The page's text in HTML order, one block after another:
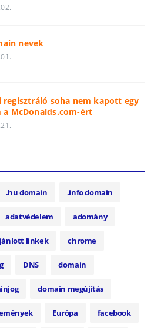
nevek
regisztráló soha nem kapott egy
McDonalds.com-ért
.hu domain .info domain
adatvédelem adomány
linkek chrome
DNS domain
domain megújítás
Európa facebook